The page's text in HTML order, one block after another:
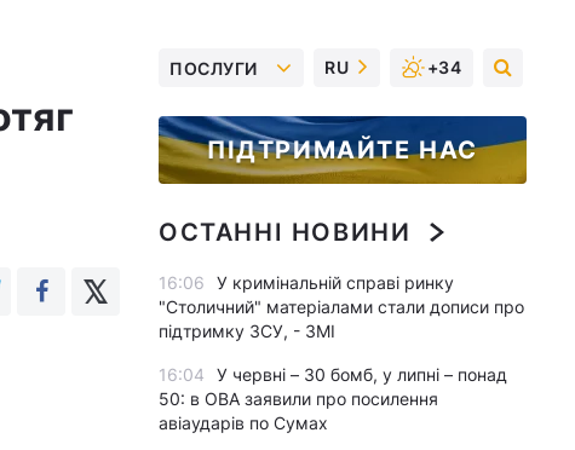
ПОСЛУГИ RU +34
ПІДТРИМАЙТЕ НАС
ОСТАННІ НОВИНИ
16:06
У кримінальній справі ринку
"Столичний" матеріалами стали дописи про
підтримку ЗСУ, - ЗМІ
16:04
У червні – 30 бомб, у липні – понад
50: в ОВА заявили про посилення
авіаударів по Сумах